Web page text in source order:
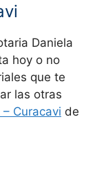
Daniela
hoy o no
que te
las otras
– Curacavi de